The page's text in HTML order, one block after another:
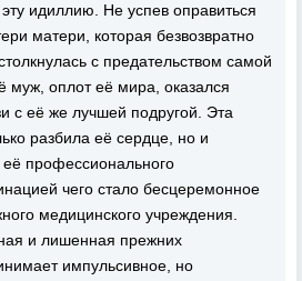
идиллию. Не успев оправиться
матери, которая безвозвратно
с предательством самой
оплот её мира, оказался
с её же лучшей подругой. Эта
разбила её сердце, но и
профессионального
чего стало бесцеремонное
медицинского учреждения.
и лишенная прежних
импульсивное, но